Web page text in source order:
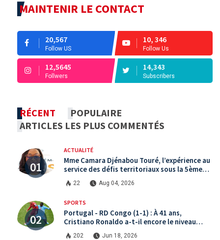
MAINTENIR LE CONTACT
20,567
Follow US
10, 346
Follow Us
12,5645
Follwers
14,343
Subscribers
RÉCENT
POPULAIRE
ARTICLES LES PLUS COMMENTÉS
ACTUALITÉ
Mme Camara Djénabou Touré, l’expérience au
service des défis territoriaux sous la 5ème
République
22 Aug 04, 2026
SPORTS
Portugal - RD Congo (1-1) : À 41 ans,
Cristiano Ronaldo a-t-il encore le niveau
international ?
202 Jun 18, 2026